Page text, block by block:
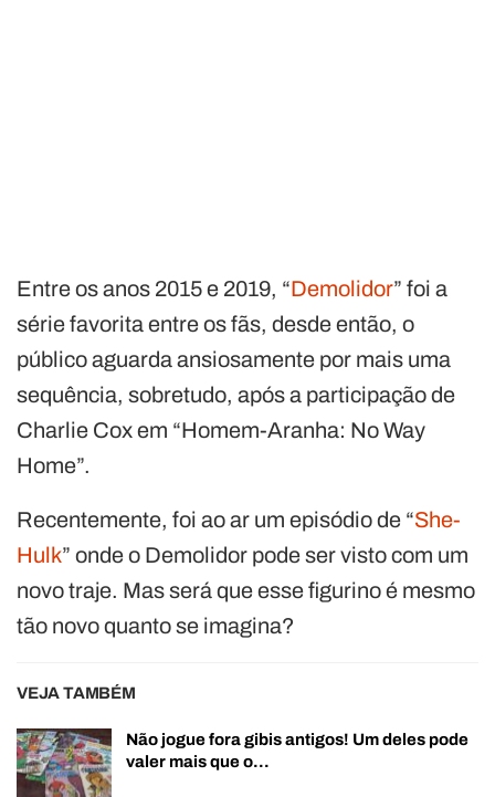
Entre os anos 2015 e 2019, “Demolidor” foi a
série favorita entre os fãs, desde então, o
público aguarda ansiosamente por mais uma
sequência, sobretudo, após a participação de
Charlie Cox em “Homem-Aranha: No Way
Home”.
Recentemente, foi ao ar um episódio de “She-
Hulk” onde o Demolidor pode ser visto com um
novo traje. Mas será que esse figurino é mesmo
tão novo quanto se imagina?
VEJA TAMBÉM
Não jogue fora gibis antigos! Um deles pode
valer mais que o…